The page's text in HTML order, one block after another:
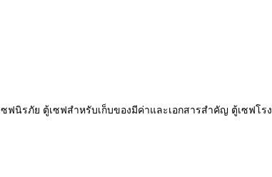
ฟนิรภัย ตู้เซฟสำหรับเก็บของมีค่าและเอกสารสำคัญ ตู้เซฟโ